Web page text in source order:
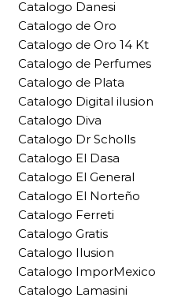
Catalogo Danesi
Catalogo de Oro
Catalogo de Oro 14 Kt
Catalogo de Perfumes
Catalogo de Plata
Catalogo Digital ilusion
Catalogo Diva
Catalogo Dr Scholls
Catalogo El Dasa
Catalogo El General
Catalogo El Norteño
Catalogo Ferreti
Catalogo Gratis
Catalogo Ilusion
Catalogo ImporMexico
Catalogo Lamasini